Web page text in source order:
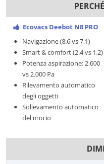
Ecovacs Deebot N8 PRO
Navigazione (8.6 vs 7.1)
Smart & comfort (2.4 vs 1.2)
Potenza aspirazione: 2.600
vs 2.000 Pa
Rilevamento automatico
degli oggetti
Sollevamento automatico
del mocio